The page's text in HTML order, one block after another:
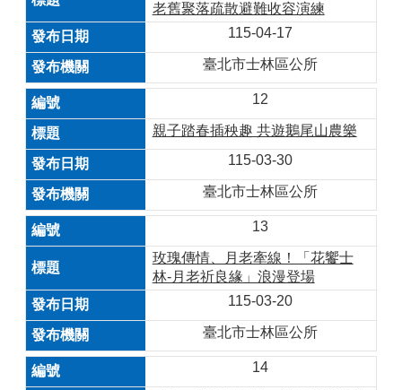
老舊聚落疏散避難收容演練
115-04-17
臺北市士林區公所
12
親子踏春插秧趣 共遊鵝尾山農樂
115-03-30
臺北市士林區公所
13
玫瑰傳情、月老牽線！「花饗士
林-月老祈良緣」浪漫登場
115-03-20
臺北市士林區公所
14